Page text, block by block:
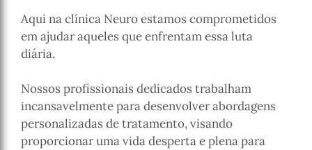
Aqui na clínica Neuro estamos comprometidos
em ajudar aqueles que enfrentam essa luta
diária.
Nossos profissionais dedicados trabalham
incansavelmente para desenvolver abordagens
personalizadas de tratamento, visando
proporcionar uma vida desperta e plena para